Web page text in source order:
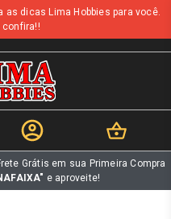
as dicas Lima Hobbies para você.
confira!!
Grátis em sua Primeira Compra
e aproveite!